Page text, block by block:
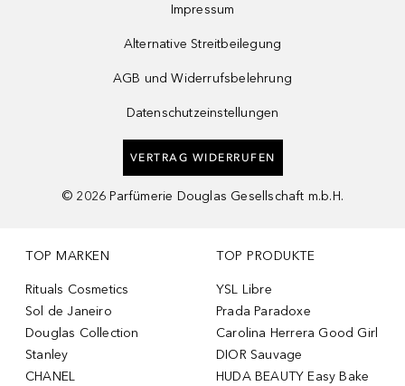
Impressum
Alternative Streitbeilegung
AGB und Widerrufsbelehrung
Datenschutzeinstellungen
VERTRAG WIDERRUFEN
© 2026 Parfümerie Douglas Gesellschaft m.b.H.
TOP MARKEN
Rituals Cosmetics
Sol de Janeiro
Douglas Collection
Stanley
CHANEL
TOP PRODUKTE
YSL Libre
Prada Paradoxe
Carolina Herrera Good Girl
DIOR Sauvage
HUDA BEAUTY Easy Bake